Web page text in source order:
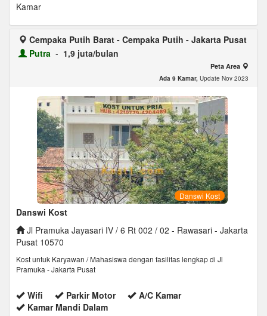
Kamar
Cempaka Putih Barat - Cempaka Putih - Jakarta Pusat
Putra - 1,9 juta/bulan
Peta Area
Ada 9 Kamar, Update Nov 2023
Danswi Kost
Danswi Kost
Jl Pramuka Jayasari IV / 6 Rt 002 / 02 - Rawasari - Jakarta
Pusat 10570
Kost untuk Karyawan / Mahasiswa dengan fasilitas lengkap di Jl
Pramuka - Jakarta Pusat
Wifi Parkir Motor
A/C Kamar
Kamar Mandi Dalam